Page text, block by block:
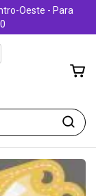
Oeste - Para